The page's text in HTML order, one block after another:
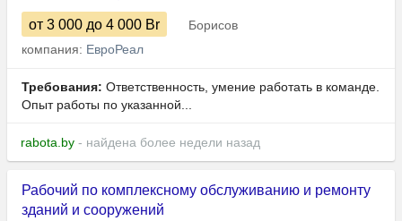
от 3 000 до 4 000 Br
Борисов
компания: ЕвроРеал
Требования: Ответственность, умение работать в команде.
Опыт работы по указанной...
rabota.by - найдена более недели назад
Рабочий по комплексному обслуживанию и ремонту
зданий и сооружений